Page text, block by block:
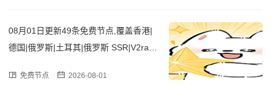
08月01日更新49条免费节点,覆盖香港|
德国|俄罗斯|土耳其|俄罗斯 SSR|V2ray|
免费节点 2026-08-01